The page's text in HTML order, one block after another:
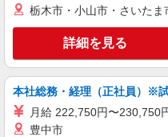
栃木市・小山市・さいた
詳細を見る
本社総務・経理（正社員）※
月給 222,750円〜230,750
豊中市